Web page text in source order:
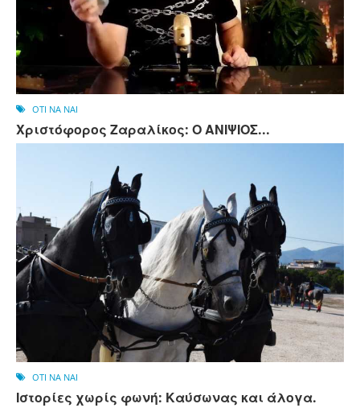
OTI NA NAI
Χριστόφορος Ζαραλίκος: Ο ΑΝΙΨΙΟΣ...
OTI NA NAI
Ιστορίες χωρίς φωνή: Καύσωνας και άλογα.